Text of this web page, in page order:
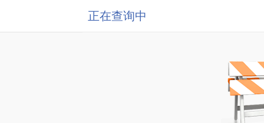
正在查询中